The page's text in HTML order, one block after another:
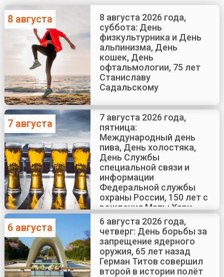
8 августа
8 августа 2026 года,
суббота: День
физкультурника и День
альпинизма, День
кошек, День
офтальмологии, 75 лет
Станиславу
Садальскому
7 августа
7 августа 2026 года,
пятница:
Международный день
пива, День холостяка,
День Службы
специальной связи и
информации
Федеральной службы
охраны России, 150 лет с
рождения Маты Хари
6 августа
6 августа 2026 года,
четверг: День борьбы за
запрещение ядерного
оружия, 65 лет назад
Герман Титов совершил
второй в истории полёт